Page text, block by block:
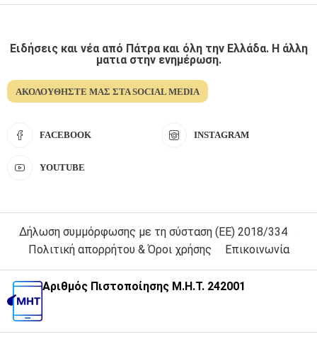
Ειδήσεις και νέα από Πάτρα και όλη την Ελλάδα. Η άλλη
ματια στην ενημέρωση.
ΑΚΟΛΟΥΘΉΣΤΕ ΜΑΣ ΣΤΑ SOCIAL MEDIA
FACEBOOK INSTAGRAM
YOUTUBE
Δήλωση συμμόρφωσης με τη σύσταση (ΕΕ) 2018/334
Πολιτική απορρήτου & Όροι χρήσης
Επικοινωνία
Αριθμός Πιστοποίησης Μ.Η.Τ. 242001